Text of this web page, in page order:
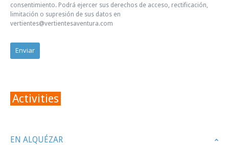
consentimiento. Podrá ejercer sus derechos de acceso, rectificación,
limitación o supresión de sus datos en
vertientes@vertientesaventura.com
Activities
EN ALQUÉZAR